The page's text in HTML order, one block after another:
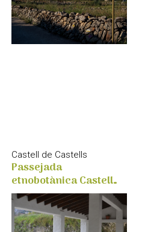
Castell de Castells
Passejada
etnobotànica Castell
de Castells